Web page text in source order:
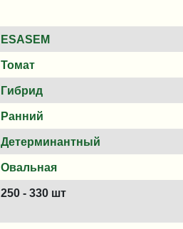
ESASEM
Томат
Гибрид
Ранний
Детерминантный
Овальная
250 - 330 шт